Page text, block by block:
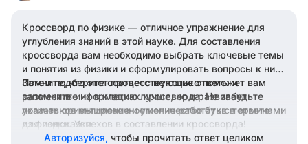
Кроссворд по физике — отличное упражнение для
углубления знаний в этой науке. Для составления
кроссворда вам необходимо выбрать ключевые темы
и понятия из физики и сформулировать вопросы к ним.
Затем подберите соответствующие ответы и
разместите их в клетках кроссворда. Не забудьте
указать ориентировочное количество букв в ответе
для подсказки.
Помните, что этот процесс не только поможет вам
запомнить информацию лучше, но и развивает
логическое мышление и умение работать с терминами
из физики. Успехов в составлении кроссворда!
Авторизуйся, чтобы прочитать ответ целиком